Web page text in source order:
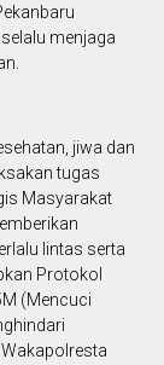
menjaga
jiwa dan
tugas
Masyarakat
lintas serta
Protokol
(Mencuci